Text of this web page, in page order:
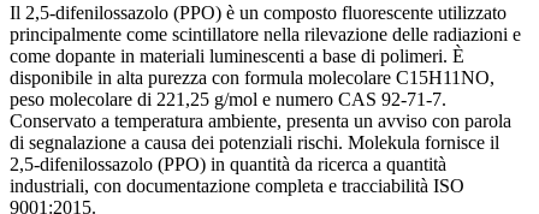
Il 2,5-difenilossazolo (PPO) è un composto fluorescente utilizzato
principalmente come scintillatore nella rilevazione delle radiazioni e
come dopante in materiali luminescenti a base di polimeri. È
disponibile in alta purezza con formula molecolare C15H11NO,
peso molecolare di 221,25 g/mol e numero CAS 92-71-7.
Conservato a temperatura ambiente, presenta un avviso con parola
di segnalazione a causa dei potenziali rischi. Molekula fornisce il
2,5-difenilossazolo (PPO) in quantità da ricerca a quantità
industriali, con documentazione completa e tracciabilità ISO
9001:2015.